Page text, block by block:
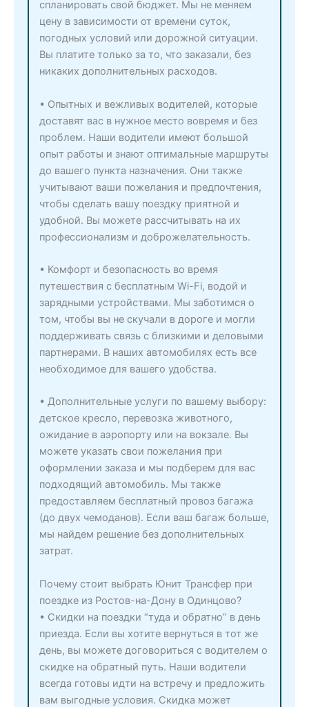
спланировать свой бюджет. Мы не меняем
цену в зависимости от времени суток,
погодных условий или дорожной ситуации.
Вы платите только за то, что заказали, без
никаких дополнительных расходов.
• Опытных и вежливых водителей, которые
доставят вас в нужное место вовремя и без
проблем. Наши водители имеют большой
опыт работы и знают оптимальные маршруты
до вашего пункта назначения. Они также
учитывают ваши пожелания и предпочтения,
чтобы сделать вашу поездку приятной и
удобной. Вы можете рассчитывать на их
профессионализм и доброжелательность.
• Комфорт и безопасность во время
путешествия с бесплатным Wi-Fi, водой и
зарядными устройствами. Мы заботимся о
том, чтобы вы не скучали в дороге и могли
поддерживать связь с близкими и деловыми
партнерами. В наших автомобилях есть все
необходимое для вашего удобства.
• Дополнительные услуги по вашему выбору:
детское кресло, перевозка животного,
ожидание в аэропорту или на вокзале. Вы
можете указать свои пожелания при
оформлении заказа и мы подберем для вас
подходящий автомобиль. Мы также
предоставляем бесплатный провоз багажа
(до двух чемоданов). Если ваш багаж больше,
мы найдем решение без дополнительных
затрат.
Почему стоит выбрать Юнит Трансфер при
поездке из Ростов-на-Дону в Одинцово?
• Скидки на поездки “туда и обратно” в день
приезда. Если вы хотите вернуться в тот же
день, вы можете договориться с водителем о
скидке на обратный путь. Наши водители
всегда готовы идти на встречу и предложить
вам выгодные условия. Скидка может